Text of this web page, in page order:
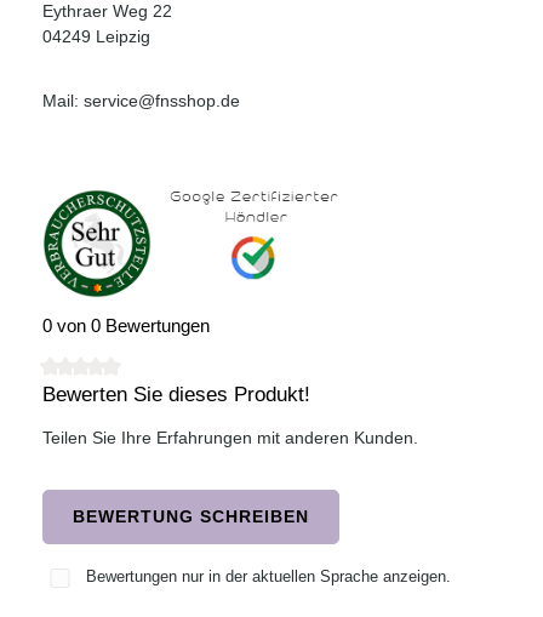
Eythraer Weg 22
04249 Leipzig
Mail: service@fnsshop.de
0 von 0 Bewertungen
Durchschnittliche Bewertung von 0 von 5 Sternen
Bewerten Sie dieses Produkt!
Teilen Sie Ihre Erfahrungen mit anderen Kunden.
BEWERTUNG SCHREIBEN
Bewertungen nur in der aktuellen Sprache anzeigen.